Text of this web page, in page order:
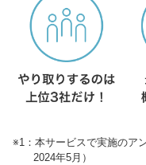
※1：本サービスで実施のア
2024年5月）